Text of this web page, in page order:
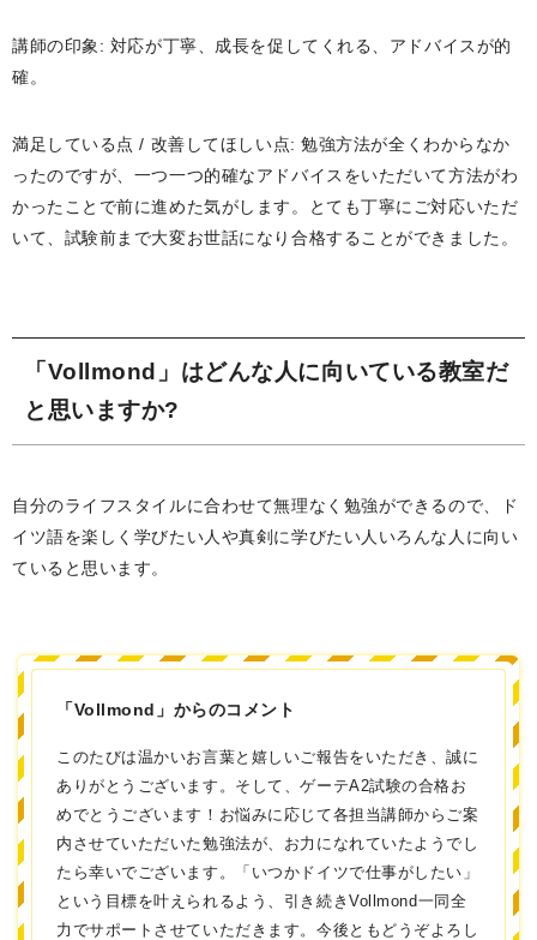
講師の印象: 対応が丁寧、成長を促してくれる、アドバイスが的
確。
満足している点 / 改善してほしい点: 勉強方法が全くわからなか
ったのですが、一つ一つ的確なアドバイスをいただいて方法がわ
かったことで前に進めた気がします。とても丁寧にご対応いただ
いて、試験前まで大変お世話になり合格することができました。
「Vollmond」はどんな人に向いている教室だ
と思いますか?
自分のライフスタイルに合わせて無理なく勉強ができるので、ド
イツ語を楽しく学びたい人や真剣に学びたい人いろんな人に向い
ていると思います。
「Vollmond」からのコメント
このたびは温かいお言葉と嬉しいご報告をいただき、誠に
ありがとうございます。そして、ゲーテA2試験の合格お
めでとうございます！お悩みに応じて各担当講師からご案
内させていただいた勉強法が、お力になれていたようでし
たら幸いでございます。「いつかドイツで仕事がしたい」
という目標を叶えられるよう、引き続きVollmond一同全
力でサポートさせていただきます。今後ともどうぞよろし